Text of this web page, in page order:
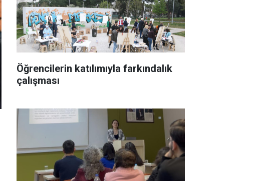
Öğrencilerin katılımıyla farkındalık
çalışması